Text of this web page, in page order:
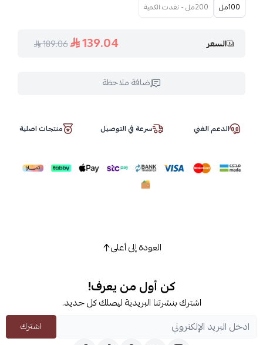
100مل 200مل - نفدت الكمية
السعر 139.04
189.06
إضافة ملاحظة
الدعم الفني سرعة في التوصيل منتجات اصلية
العودة إلى أعلى
كن أول من يعرف!
اشترك بنشرتنا البريدية ليصلك كل جديد.
اشترك